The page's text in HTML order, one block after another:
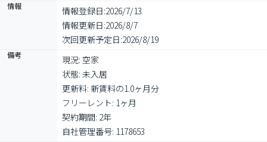
情報 情報登録日:2026/7/13
情報更新日:2026/8/7
次回更新予定日:2026/8/19
備考
現況: 空家
状態: 未入居
更新料: 新賃料の1.0ヶ月分
フリーレント: 1ヶ月
契約期間: 2年
自社管理番号: 1178653